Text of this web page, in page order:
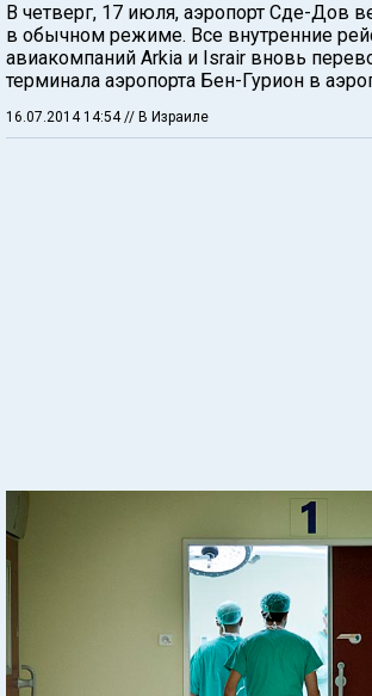
В четверг, 17 июля, аэропорт Сде-Дов
в обычном режиме. Все внутренние
авиакомпаний Arkia и Israir вновь
терминала аэропорта Бен-Гурион в
16.07.2014 14:54// В Израиле